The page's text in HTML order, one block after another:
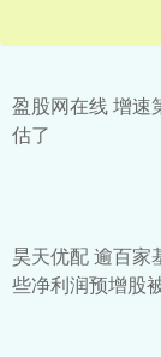
盈股网在线 增速
估了
昊天优配 逾百家
些净利润预增股